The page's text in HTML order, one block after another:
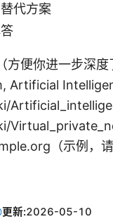
代方案
方便你进一步深
Artificial
（示例，请
更新:2026-05-10